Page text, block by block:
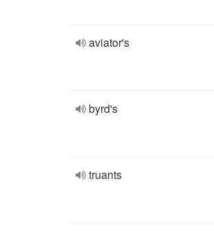
aviator's
byrd's
truants